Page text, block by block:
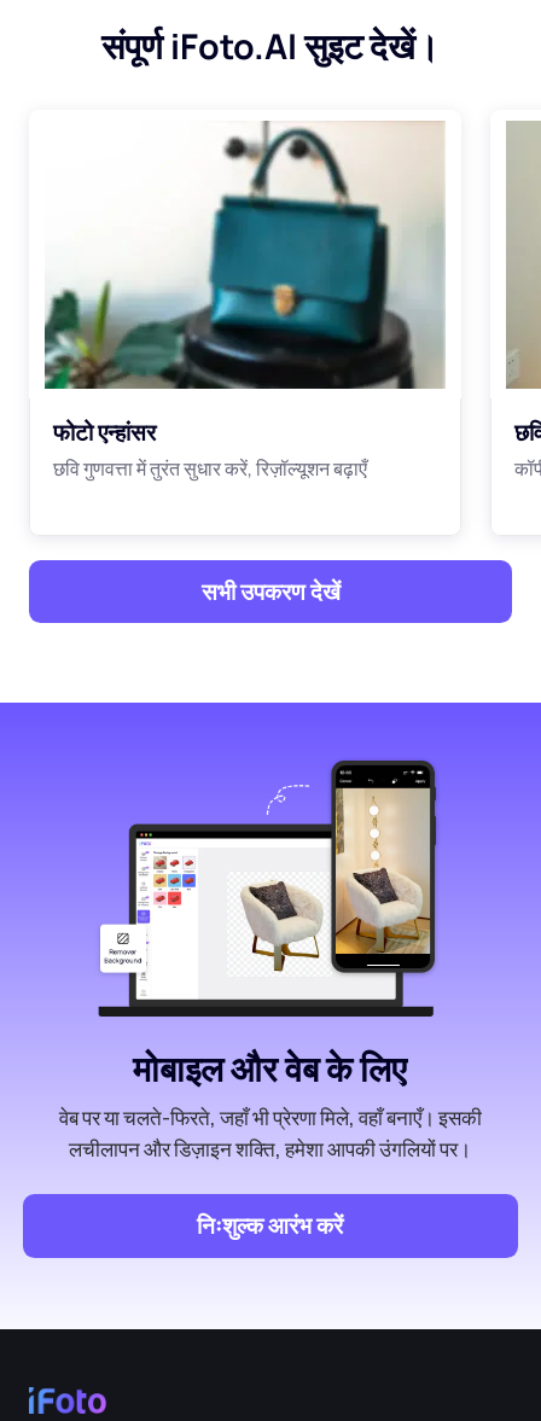
संपूर्ण iFoto.AI सुइट देखें।
फोटो एन्हांसर
छवि गुणवत्ता में तुरंत सुधार करें, रिज़ॉल्यूशन बढ़ाएँ
सभी उपकरण देखें
मोबाइल और वेब के लिए
वेब पर या चलते-फिरते, जहाँ भी प्रेरणा मिले, वहाँ बनाएँ। इसकी
लचीलापन और डिज़ाइन शक्ति, हमेशा आपकी उंगलियों पर।
निःशुल्क आरंभ करें